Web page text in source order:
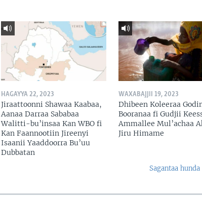
HAGAYYA 22, 2023
Jiraattoonni Shawaa Kaabaa,
Aanaa Darraa Sababaa
Walitti-bu’insaa Kan WBO fi
Kan Faannootiin Jireenyi
Isaanii Yaaddoorra Bu’uu
Dubbatan
WAXABAJJII 19, 2023
Dhibeen Koleeraa
Booranaa fi Gudjii
Ammallee Mul’achaa
Jiru Himame
Sagantaa